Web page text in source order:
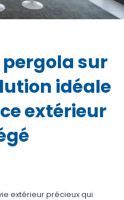
sur
idéale
extérieur
extérieur précieux qui